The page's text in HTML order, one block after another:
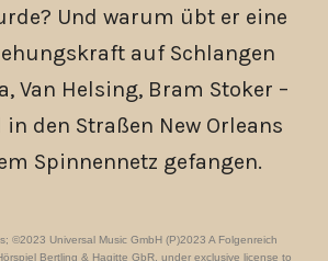
Und warum übt er eine
auf Schlangen
Van Helsing, Bram Stoker –
den Straßen New Orleans
Spinnennetz gefangen.
©2023 Universal Music GmbH (P)2023 A Folgenreich
Bertling & Hagitte GbR, under exclusive license to